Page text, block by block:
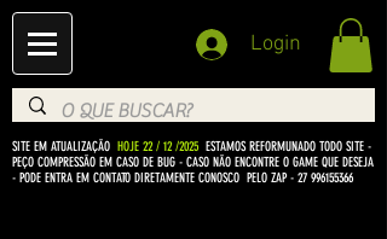
Login
SITE EM ATUALIZAÇÃO HOJE 22 / 12 /2025 ESTAMOS REFORMUNADO TODO SITE -
PEÇO COMPRESSÃO EM CASO DE BUG - CASO NÃO ENCONTRE O GAME QUE DESEJA
- PODE ENTRA EM CONTATO DIRETAMENTE CONOSCO PELO ZAP - 27 996155366